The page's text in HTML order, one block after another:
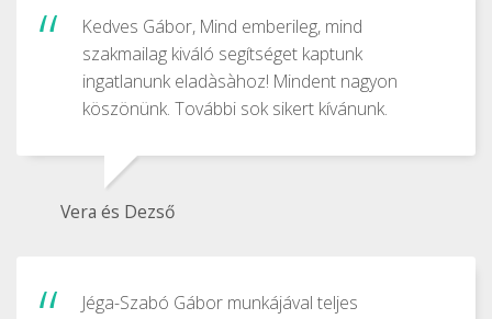
Kedves Gábor, Mind emberileg, mind
szakmailag kiváló segítséget kaptunk
ingatlanunk eladàsàhoz! Mindent nagyon
köszönünk. További sok sikert kívánunk.
Vera és Dezső
Jéga-Szabó Gábor munkájával teljes